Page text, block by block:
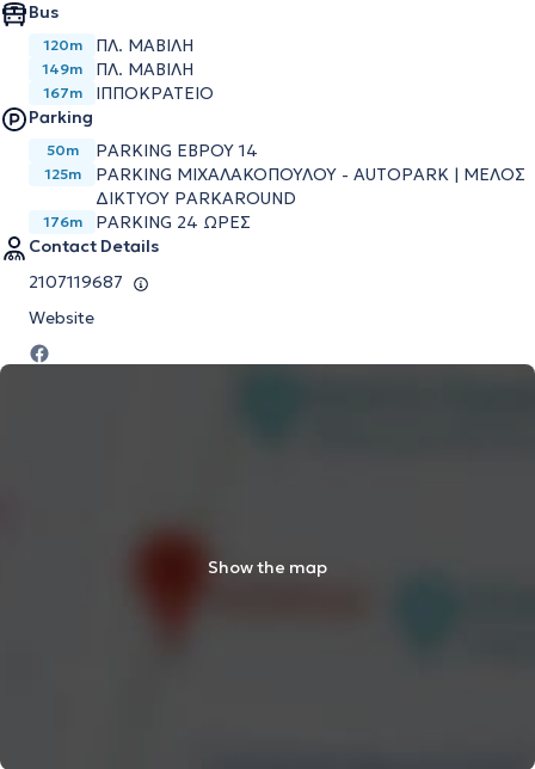
Bus
120m ΠΛ. ΜΑΒΙΛΗ
149m ΠΛ. ΜΑΒΙΛΗ
167m
ΙΠΠΟΚΡΑΤΕΙΟ
Parking
50m PARKING ΕΒΡΟΥ 14
125m
PARKING ΜΙΧΑΛΑΚΟΠΟΥΛΟΥ - AUTOPARK | ΜΕΛΟΣ
ΔΙΚΤΥΟΥ PARKAROUND
176m
PARKING 24 ΩΡΕΣ
Contact Details
2107119687
Website
Show the map